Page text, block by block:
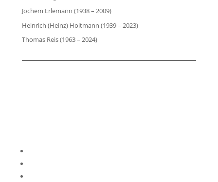
Jochem Erlemann (1938 – 2009)
Heinrich (Heinz) Holtmann (1939 – 2023)
Thomas Reis (1963 – 2024)